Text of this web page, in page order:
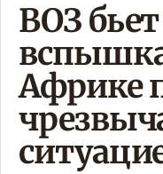
ВОЗ
Африке